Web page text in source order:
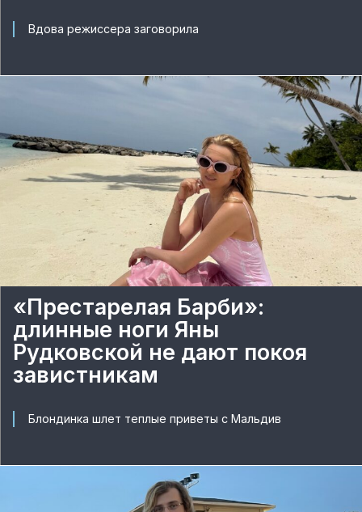
Вдова режиссера заговорила
«Престарелая Барби»:
длинные ноги Яны
Рудковской не дают покоя
завистникам
Блондинка шлет теплые приветы с Мальдив